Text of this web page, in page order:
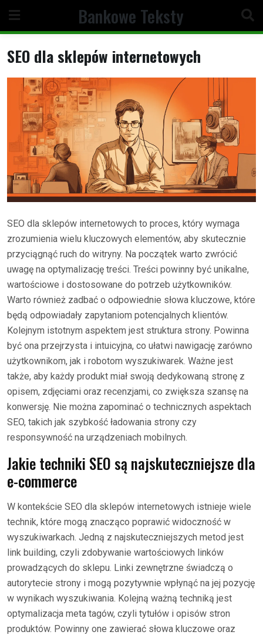
content
Bankowe Teksty
SEO dla sklepów internetowych
SEO dla sklepów internetowych to proces, który wymaga
zrozumienia wielu kluczowych elementów, aby skutecznie
przyciągnąć ruch do witryny. Na początek warto zwrócić
uwagę na optymalizację treści. Treści powinny być unikalne,
wartościowe i dostosowane do potrzeb użytkowników.
Warto również zadbać o odpowiednie słowa kluczowe, które
będą odpowiadały zapytaniom potencjalnych klientów.
Kolejnym istotnym aspektem jest struktura strony. Powinna
być ona przejrzysta i intuicyjna, co ułatwi nawigację zarówno
użytkownikom, jak i robotom wyszukiwarek. Ważne jest
także, aby każdy produkt miał swoją dedykowaną stronę z
opisem, zdjęciami oraz recenzjami, co zwiększa szansę na
konwersję. Nie można zapominać o technicznych aspektach
SEO, takich jak szybkość ładowania strony czy
responsywność na urządzeniach mobilnych.
Jakie techniki SEO są najskuteczniejsze dla
e-commerce
W kontekście SEO dla sklepów internetowych istnieje wiele
technik, które mogą znacząco poprawić widoczność w
wyszukiwarkach. Jedną z najskuteczniejszych metod jest
link building, czyli zdobywanie wartościowych linków
prowadzących do sklepu. Linki zewnętrzne świadczą o
autorytecie strony i mogą pozytywnie wpłynąć na jej pozycję
w wynikach wyszukiwania. Kolejną ważną techniką jest
optymalizacja meta tagów, czyli tytułów i opisów stron
produktów. Powinny one zawierać słowa kluczowe oraz